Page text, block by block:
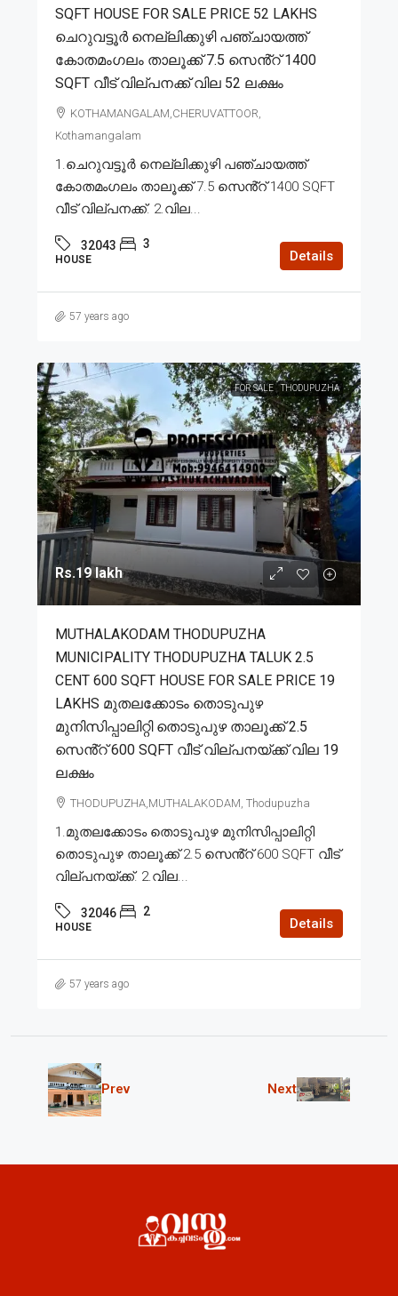
SQFT HOUSE FOR SALE PRICE 52 LAKHS
ചെറുവട്ടൂർ നെല്ലിക്കുഴി പഞ്ചായത്ത്
കോതമംഗലം താലൂക്ക് 7.5 സെൻ്റ് 1400
SQFT വീട് വില്പനക്ക് വില 52 ലക്ഷം
KOTHAMANGALAM,CHERUVATTOOR,
Kothamangalam
1.ചെറുവട്ടൂർ നെല്ലിക്കുഴി പഞ്ചായത്ത്
കോതമംഗലം താലൂക്ക് 7.5 സെൻ്റ് 1400 SQFT
വീട് വില്പനക്ക്. 2.വില...
32043 3
HOUSE Details
57 years ago
FOR SALE THODUPUZHA
Rs.19 lakh
MUTHALAKODAM THODUPUZHA
MUNICIPALITY THODUPUZHA TALUK 2.5
CENT 600 SQFT HOUSE FOR SALE PRICE 19
LAKHS മുതലക്കോടം തൊടുപുഴ
മുനിസിപ്പാലിറ്റി തൊടുപുഴ താലൂക്ക് 2.5
സെൻ്റ് 600 SQFT വീട് വില്പനയ്ക്ക് വില 19
ലക്ഷം
THODUPUZHA,MUTHALAKODAM, Thodupuzha
1.മുതലക്കോടം തൊടുപുഴ മുനിസിപ്പാലിറ്റി
തൊടുപുഴ താലൂക്ക് 2.5 സെൻ്റ് 600 SQFT വീട്
വില്പനയ്ക്ക്. 2.വില...
32046 2
HOUSE Details
57 years ago
Prev Next